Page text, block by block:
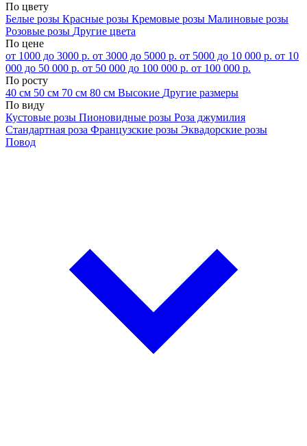
По цвету
Белые розы Красные розы Кремовые розы Малиновые розы
Розовые розы Другие цвета
По цене
от 1000 до 3000 р. от 3000 до 5000 р. от 5000 до 10 000 р. от 10
000 до 50 000 р. от 50 000 до 100 000 р. от 100 000 р.
По росту
40 см 50 см 70 см 80 см Высокие Другие размеры
По виду
Кустовые розы Пионовидные розы Роза джумилия
Стандартная роза Французские розы Эквадорские розы
Повод